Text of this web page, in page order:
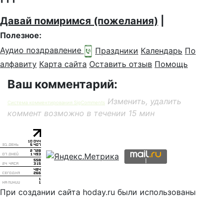
Давай помиримся (пожелания)
Полезное:
Аудио поздравление
Праздники Календарь По
алфавиту Карта сайта Оставить отзыв Помощь
Ваш комментарий:
Система комментирования SigComments
Изменить, удалить
коммент возможно в течении 15 мин
При создании сайта hoday.ru были использованы